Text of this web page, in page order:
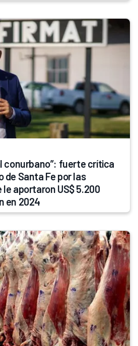
conurbano”: fuerte crítica
de Santa Fe por las
aportaron US$ 5.200
en 2024